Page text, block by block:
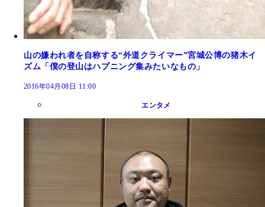
山の嫌われ者を自称する“外道クライマー”宮城公博の猪木イ
ズム「僕の登山はハプニング集みたいなもの」
2016年04月08日 11:00
エンタメ